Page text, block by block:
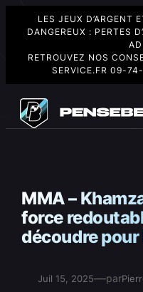
LES JEUX D’ARGENT
DANGEREUX : PERTES
RETROUVEZ NOS
SERVICE.FR 09-
contenu
MMA –
force
découdre pour
Juil 15, 2025—par